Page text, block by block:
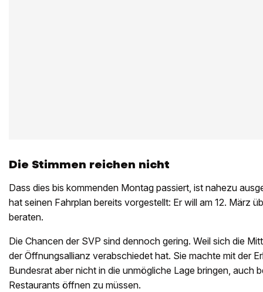
Die Stimmen reichen nicht
Dass dies bis kommenden Montag passiert, ist nahezu
hat seinen Fahrplan bereits vorgestellt: Er will am 12. März
beraten.
Die Chancen der SVP sind dennoch gering. Weil sich die
der Öffnungsallianz verabschiedet hat. Sie machte mit der
Bundesrat aber nicht in die unmögliche Lage bringen, auch
Restaurants öffnen zu müssen.